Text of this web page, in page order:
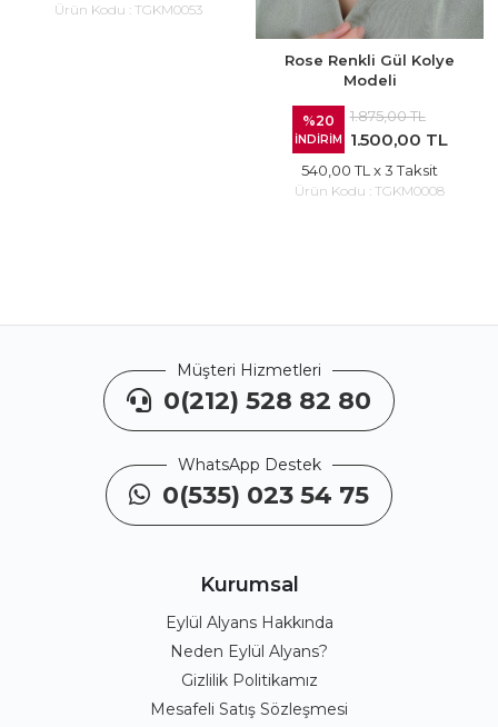
Ürün Kodu : TGKM0053
Rose Renkli Gül Kolye
Modeli
%20
İNDİRİM
1.875,00 TL
1.500,00 TL
540,00 TL x 3 Taksit
Ürün Kodu : TGKM0008
Müşteri Hizmetleri
0(212) 528 82 80
WhatsApp Destek
0(535) 023 54 75
Kurumsal
Eylül Alyans Hakkında
Neden Eylül Alyans?
Gizlilik Politikamız
Mesafeli Satış Sözleşmesi